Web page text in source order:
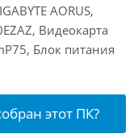
AORUS,
Видеокарта
Блок питания
этот ПК?